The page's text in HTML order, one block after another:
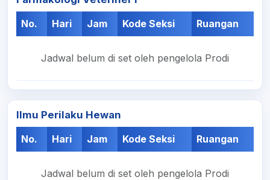
No.
Hari Jam Kode Seksi Ruangan
Jadwal belum di set oleh pengelola Prodi
Ilmu Perilaku Hewan
No.
Hari Jam Kode Seksi Ruangan
Jadwal belum di set oleh pengelola Prodi